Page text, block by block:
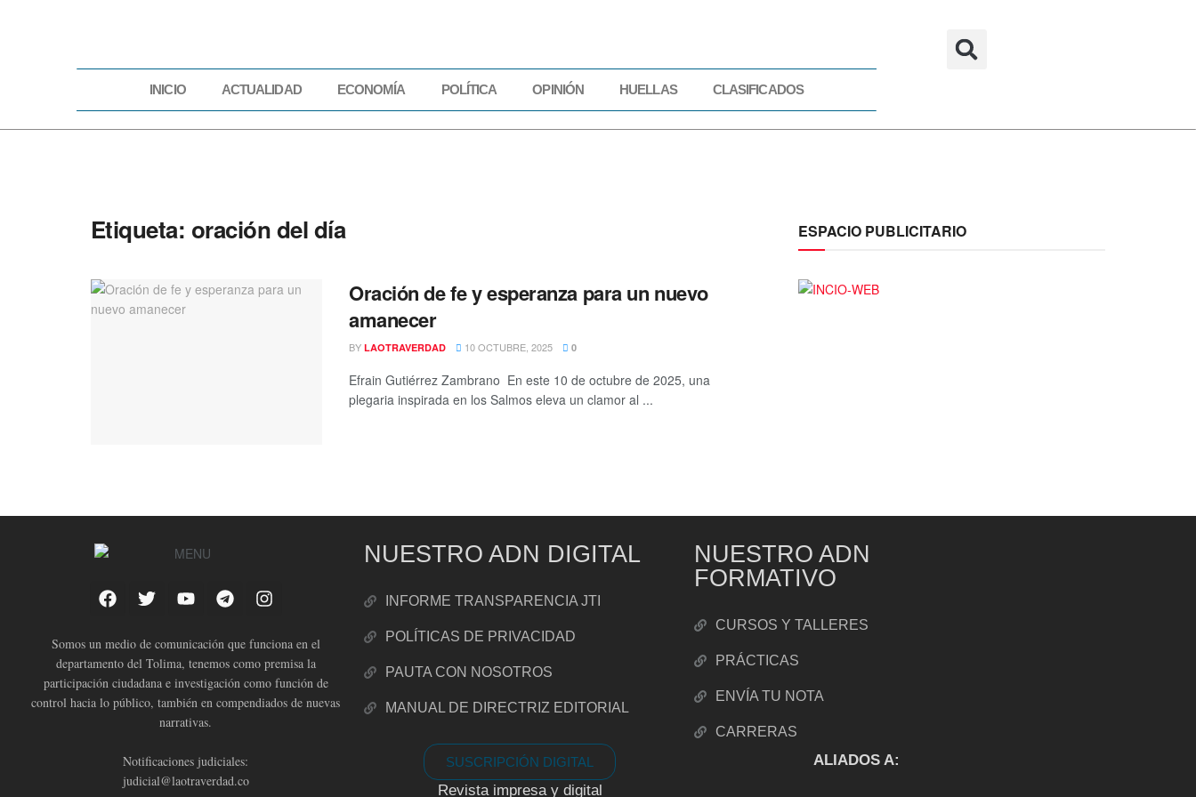
INICIO ACTUALIDAD ECONOMÍA POLÍTICA OPINIÓN HUELLAS CLASIFICADOS
Etiqueta: oración del día
Oración de fe y esperanza para un nuevo
amanecer
BY LAOTRAVERDAD 10 OCTUBRE, 2025 0
Efrain Gutiérrez Zambrano En este 10 de octubre de 2025, una
plegaria inspirada en los Salmos eleva un clamor al ...
ESPACIO PUBLICITARIO
Somos un medio de comunicación que funciona en el
departamento del Tolima, tenemos como premisa la
participación ciudadana e investigación como función de
control hacia lo público, también en compendiados de nuevas
narrativas.
Notificaciones judiciales:
judicial@laotraverdad.co
NUESTRO ADN DIGITAL
INFORME TRANSPARENCIA JTI
POLÍTICAS DE PRIVACIDAD
PAUTA CON NOSOTROS
MANUAL DE DIRECTRIZ EDITORIAL
SUSCRIPCIÓN DIGITAL
Revista impresa y digital
NUESTRO ADN
FORMATIVO
CURSOS Y TALLERES
PRÁCTICAS
ENVÍA TU NOTA
CARRERAS
ALIADOS A: